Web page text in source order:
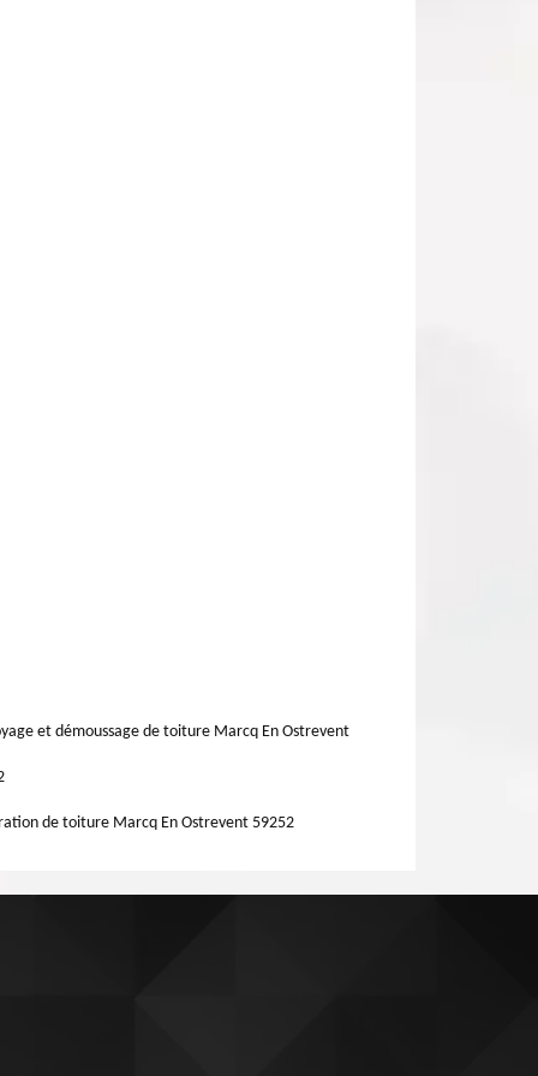
et démoussage de toiture Marcq En Ostrevent
de toiture Marcq En Ostrevent 59252